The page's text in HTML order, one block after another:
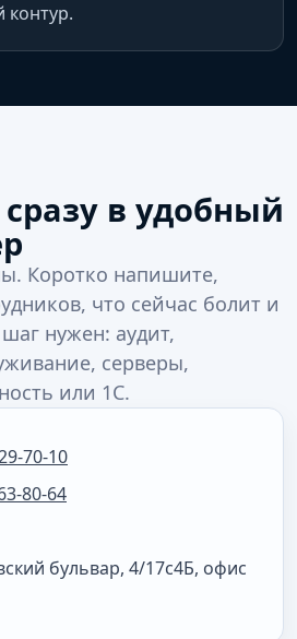
контур.
в удобный
Коротко напишите,
что сейчас болит и
нужен: аудит,
серверы,
или 1С.
70-10
80-64
бульвар, 4/17с4Б, офис